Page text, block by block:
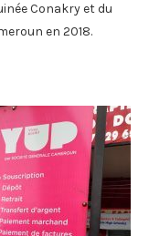
Conakry et du
en 2018.